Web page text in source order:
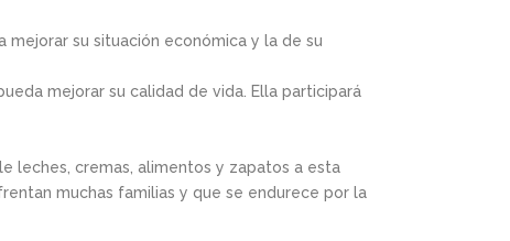
mejorar su situación económica y la de su
mejorar su calidad de vida. Ella participará
leches, cremas, alimentos y zapatos a esta
muchas familias y que se endurece por la